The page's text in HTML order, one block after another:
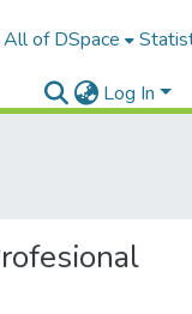
All of DSpace
Log In